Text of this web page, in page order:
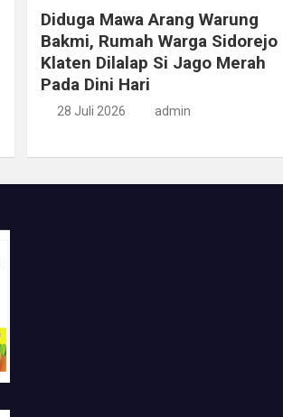
Diduga Mawa Arang Warung
Bakmi, Rumah Warga Sidorejo
Klaten Dilalap Si Jago Merah
Pada Dini Hari
28 Juli 2026 admin